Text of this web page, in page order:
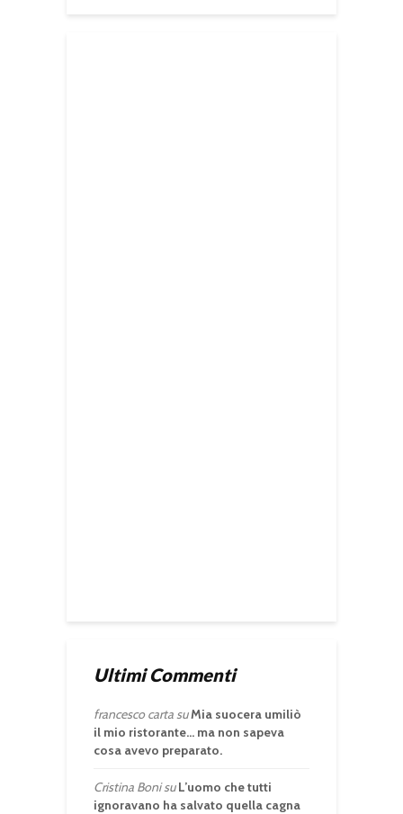
Ultimi Commenti
francesco carta suMia suocera umiliò
il mio ristorante… ma non sapeva
cosa avevo preparato.
Cristina BonisuL’uomo che tutti
ignoravano ha salvato quella cagna